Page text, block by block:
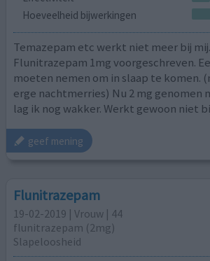
Hoeveelheid bijwerkingen
Temazepam etc werkt niet meer bij
Flunitrazepam 1mg voorgeschreven.
moeten nemen om in slaap te komen.
erge nachtmerries) Nu 2 mg genomen
lag ik nog wakker. Werkt gewoon niet
geef mening
Flunitrazepam
19-02-2019 | Vrouw | 44
flunitrazepam (2mg)
Slapeloosheid